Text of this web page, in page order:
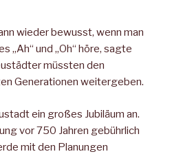
wieder bewusst, wenn man
„Ah“ und „Oh“ höre, sagte
müssten den
Generationen weitergeben.
ein großes Jubiläum an.
vor 750 Jahren gebührlich
mit den Planungen